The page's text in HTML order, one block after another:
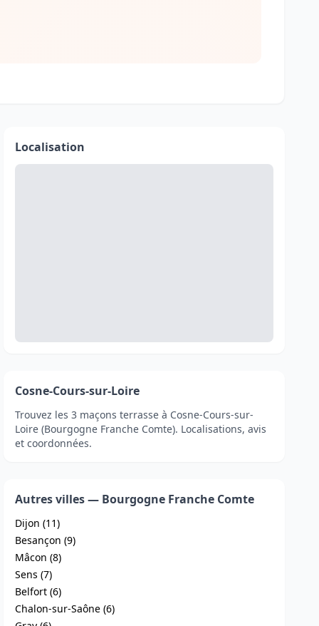
Localisation
Cosne-Cours-sur-Loire
Trouvez les 3 maçons terrasse à Cosne-Cours-sur-
Loire (Bourgogne Franche Comte). Localisations, avis
et coordonnées.
Autres villes — Bourgogne Franche Comte
Dijon (11)
Besançon (9)
Mâcon (8)
Sens (7)
Belfort (6)
Chalon-sur-Saône (6)